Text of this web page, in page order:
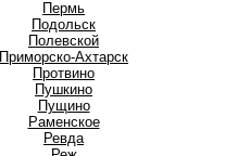
Пермь
Подольск
Полевской
Приморско-Ахтарск
Протвино
Пушкино
Пущино
Раменское
Ревда